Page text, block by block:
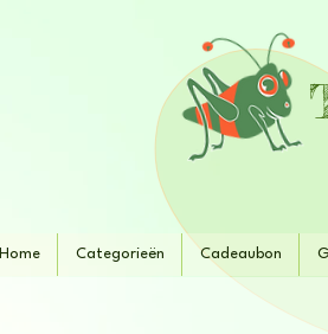
Home Categorieën Cadeaubon